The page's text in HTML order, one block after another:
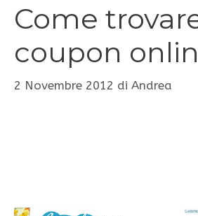
Come
coupon
2 Novembre 2012 di Andrea